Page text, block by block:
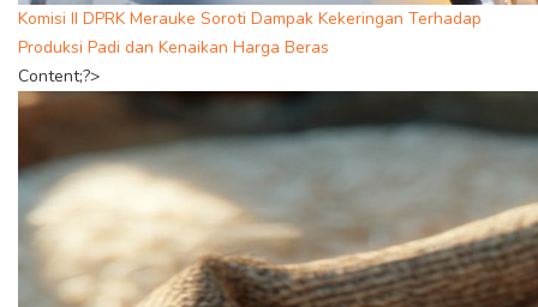
Komisi II DPRK Merauke Soroti Dampak Kekeringan Terhadap
Produksi Padi dan Kenaikan Harga Beras
Content;?>